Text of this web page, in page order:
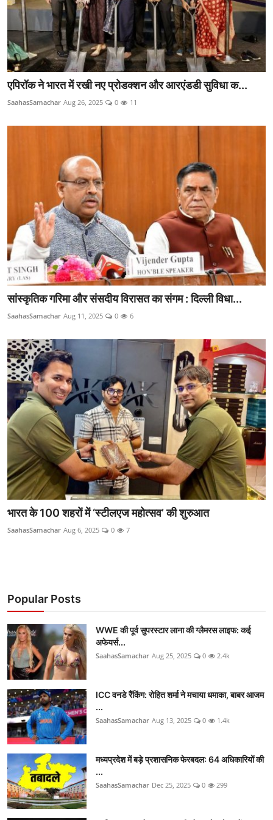
एपिरॉक ने भारत में रखी नए प्रोडक्शन और आरएंडडी सुविधा क...
SaahasSamachar Aug 26, 2025 0 11
सांस्कृतिक गरिमा और संसदीय विरासत का संगम : दिल्ली विधा...
SaahasSamachar Aug 11, 2025 0 6
भारत के 100 शहरों में ‘स्टीलएज महोत्सव’ की शुरुआत
SaahasSamachar Aug 6, 2025 0 7
Popular Posts
WWE की पूर्व सुपरस्टार लाना की ग्लैमरस लाइफ: कई
अफेयर्स...
SaahasSamachar Aug 25, 2025 0 2.4k
ICC वनडे रैंकिंग: रोहित शर्मा ने मचाया धमाका, बाबर आजम
...
SaahasSamachar Aug 13, 2025 0 1.4k
मध्यप्रदेश में बड़े प्रशासनिक फेरबदल: 64 अधिकारियों की
...
SaahasSamachar Dec 25, 2025 0 299